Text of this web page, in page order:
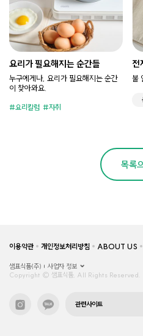
요리가 필요해지는 순간들
누구에게나, 요리가 필요해지는 순간
이 찾아와요.
요리칼럼 자취
전
불
목록
이용약관 개인정보처리방침 ABOUT US
샘표식품(주)
사업자 정보
Copyright © 샘표식품, All Rights Reserved.
관련사이트